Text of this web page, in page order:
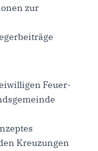
zur
Feu­er­
Kreu­zun­gen